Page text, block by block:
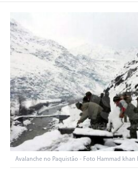
Avalanche no Paquistão - Foto Hammad khan